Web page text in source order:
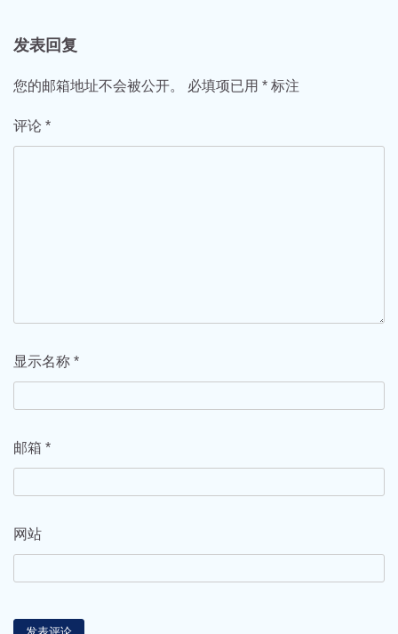
航
发表回复
您的邮箱地址不会被公开。 必填项已用 * 标注
评论 *
显示名称 *
邮箱 *
网站